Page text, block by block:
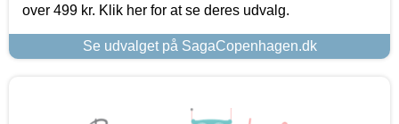
over 499 kr. Klik her for at se deres udvalg.
Se udvalget på SagaCopenhagen.dk